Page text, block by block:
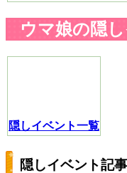
ウマ娘の隠
隠しイベント一覧
隠しイベント記